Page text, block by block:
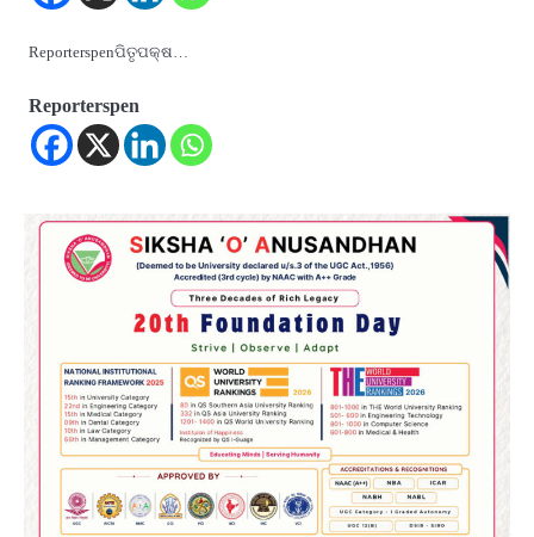
Reporterspenପିତୃପକ୍ଷ…
Reporterspen
ତିନି ଦିନିଆ ଓଡିଶାଗସ୍ତ ସାରି ଦିଲ୍ଲୀ
ଫେରିଗଲେ ରାଷ୍ଟ୍ରପତି
Reporters Pen
ମୁଖ୍ୟମନ୍ତ୍ରୀ କ୍ୟାନସର କେୟାର ଅଭିଯାନର
ଆଉ ୯୧ ସ୍ୱତନ୍ତ୍ର ପ୍ୟାକେଜ ସାମିଲ
Reporters Pen